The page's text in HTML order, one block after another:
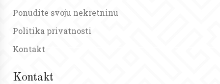
Ponudite svoju nekretninu
Politika privatnosti
Kontakt
Kontakt